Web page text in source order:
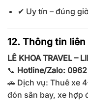
✔ Uy tín – đúng
12. Thông tin
LÊ KHOA TRAVEL –
📞 Hotline/Zalo:
🚗 Dịch vụ: Thuê xe
đón sân bay, xe hợp